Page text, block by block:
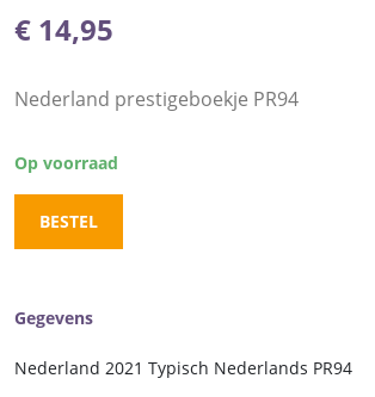
€ 14,95
Nederland prestigeboekje PR94
Op voorraad
BESTEL
Gegevens
Nederland 2021 Typisch Nederlands PR94